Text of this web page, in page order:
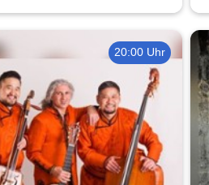
20:00 Uhr